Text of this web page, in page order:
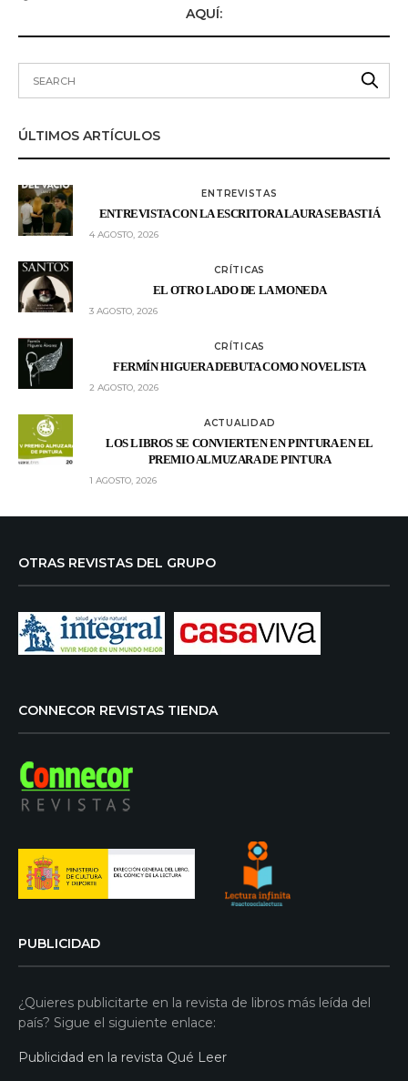
AQUÍ:
ÚLTIMOS ARTÍCULOS
ENTREVISTAS
ENTREVISTA CON LA ESCRITORA LAURA SEBASTIÁ
4 AGOSTO, 2026
CRÍTICAS
EL OTRO LADO DE LA MONEDA
3 AGOSTO, 2026
CRÍTICAS
FERMÍN HIGUERA DEBUTA COMO NOVELISTA
2 AGOSTO, 2026
ACTUALIDAD
LOS LIBROS SE CONVIERTEN EN PINTURA EN EL
PREMIO ALMUZARA DE PINTURA
1 AGOSTO, 2026
OTRAS REVISTAS DEL GRUPO
CONNECOR REVISTAS TIENDA
PUBLICIDAD
¿Quieres publicitarte en la revista de libros más leída del
país? Sigue el siguiente enlace:
Publicidad en la revista Qué Leer